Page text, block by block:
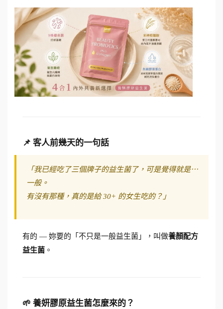
📌 客人前幾天的一句話
「我已經吃了三個牌子的益生菌了，可是覺得就是⋯
一般。
有沒有那種，真的是給 30+ 的女生吃的？」
有的 — 妳要的「不只是一般益生菌」，叫做養顏配方
益生菌 。
🌱 養妍膠原益生菌怎麼來的？